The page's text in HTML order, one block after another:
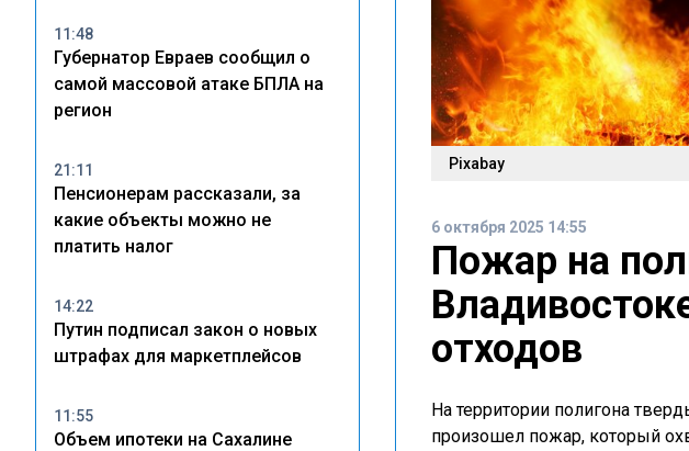
11:48
Губернатор Евраев сообщил о
самой массовой атаке БПЛА на
регион
21:11
Пенсионерам рассказали, за
какие объекты можно не
платить налог
14:22
Путин подписал закон о новых
штрафах для маркетплейсов
11:55
Объем ипотеки на Сахалине
Pixabay
6 октября 2025 14:55
Пожар на
отходов
На территории полигона
произошел пожар, который